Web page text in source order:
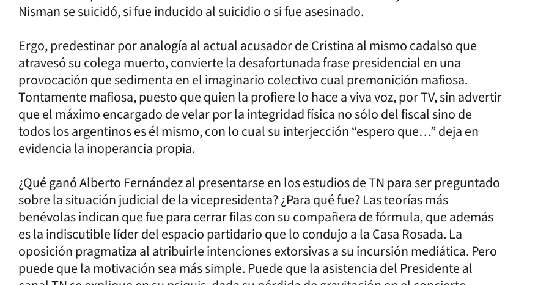
Nisman se suicidó, si fue inducido al suicidio o si fue asesinado.
Ergo, predestinar por analogía al actual acusador de Cristina al mismo cadalso que
atravesó su colega muerto, convierte la desafortunada frase presidencial en una
provocación que sedimenta en el imaginario colectivo cual premonición mafiosa.
Tontamente mafiosa, puesto que quien la profiere lo hace a viva voz, por TV, sin advertir
que el máximo encargado de velar por la integridad física no sólo del fiscal sino de
todos los argentinos es él mismo, con lo cual su interjección “espero que…” deja en
evidencia la inoperancia propia.
¿Qué ganó Alberto Fernández al presentarse en los estudios de TN para ser preguntado
sobre la situación judicial de la vicepresidenta? ¿Para qué fue? Las teorías más
benévolas indican que fue para cerrar filas con su compañera de fórmula, que además
es la indiscutible líder del espacio partidario que lo condujo a la Casa Rosada. La
oposición pragmatiza al atribuirle intenciones extorsivas a su incursión mediática. Pero
puede que la motivación sea más simple. Puede que la asistencia del Presidente al